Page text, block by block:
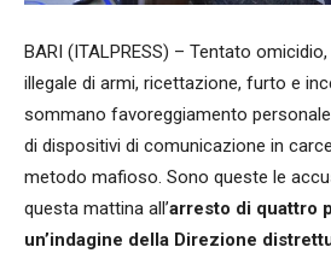
BARI (ITALPRESS) – Tentato
illegale di armi, ricettazione, furto e
sommano favoreggiamento
di dispositivi di comunicazione in
metodo mafioso. Sono queste le
questa mattina all’arresto di quattro
un’indagine della Direzione